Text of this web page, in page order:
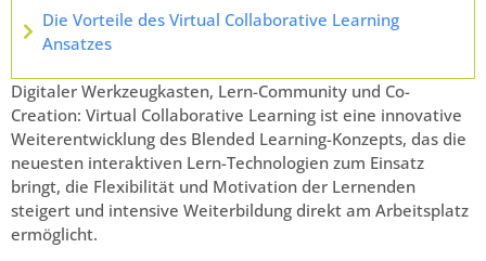
Die Vorteile des Virtual Collaborative Learning
Ansatzes
Digitaler Werkzeugkasten, Lern-Community und Co-
Creation: Virtual Collaborative Learning ist eine innovative
Weiterentwicklung des Blended Learning-Konzepts, das die
neuesten interaktiven Lern-Technologien zum Einsatz
bringt, die Flexibilität und Motivation der Lernenden
steigert und intensive Weiterbildung direkt am Arbeitsplatz
ermöglicht.